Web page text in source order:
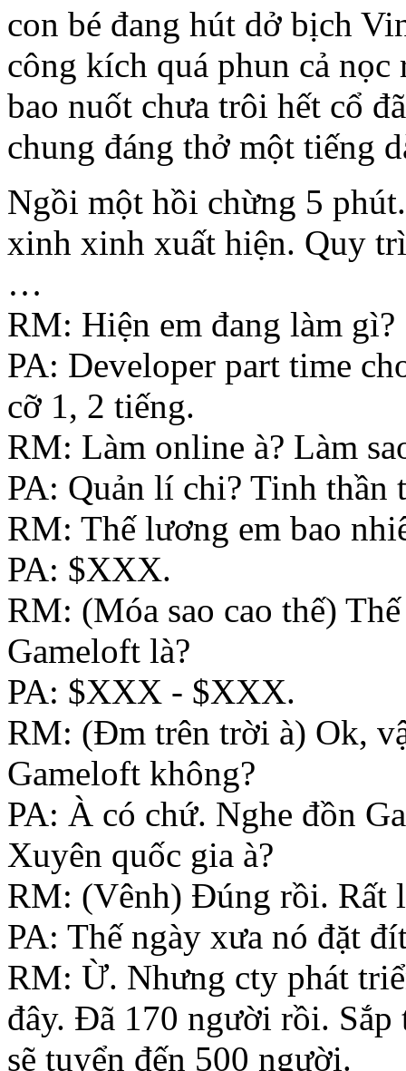
con bé đang hút dở bịch
công kích quá phun cả nọc
bao nuốt chưa trôi hết cổ
chung đáng thở một tiếng
Ngồi một hồi chừng 5
xinh xinh xuất hiện. Quy
…
RM: Hiện em đang làm gì?
PA: Developer part time
cỡ 1, 2 tiếng.
RM: Làm online à? Làm
PA: Quản lí chi? Tinh
RM: Thế lương em bao
PA: $XXX.
RM: (Móa sao cao thế)
Gameloft là?
PA: $XXX - $XXX.
RM: (Đm trên trời à) Ok,
Gameloft không?
PA: À có chứ. Nghe đồn
Xuyên quốc gia à?
RM: (Vênh) Đúng rồi. Rất
PA: Thế ngày xưa nó đặt
RM: Ừ. Nhưng cty phát
đây. Đã 170 người rồi.
sẽ tuyển đến 500 người.